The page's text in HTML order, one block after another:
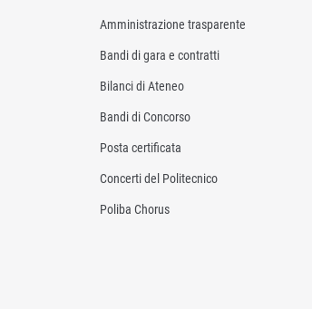
Amministrazione trasparente
Bandi di gara e contratti
Bilanci di Ateneo
Bandi di Concorso
Posta certificata
Concerti del Politecnico
Poliba Chorus